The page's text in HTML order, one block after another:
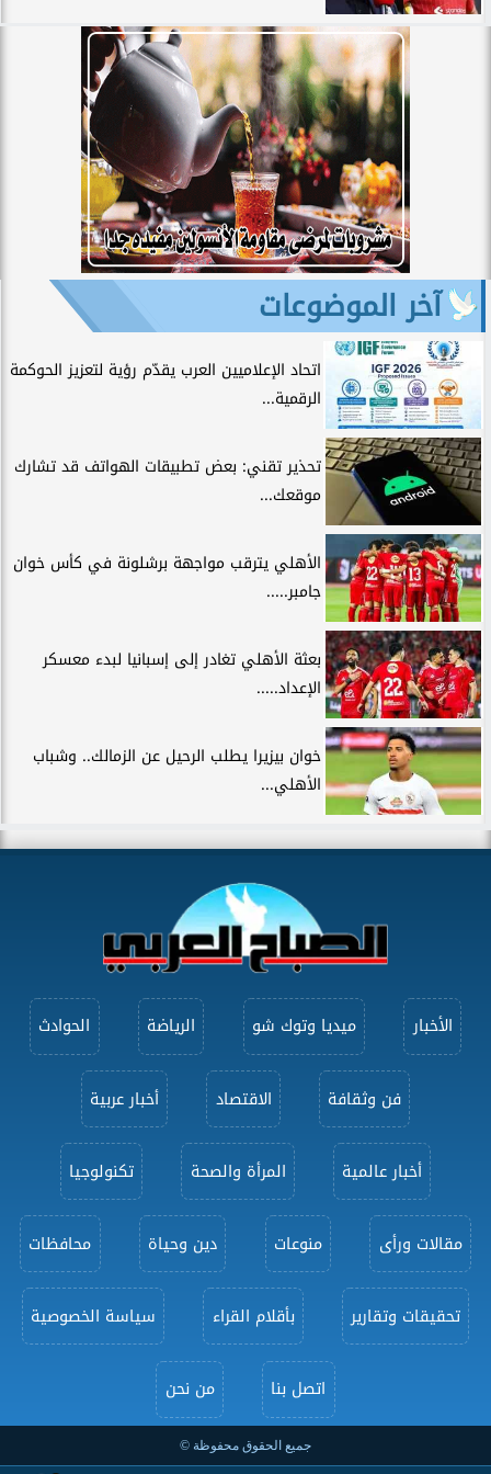
آخر الموضوعات
اتحاد الإعلاميين العرب يقدّم رؤية لتعزيز الحوكمة
الرقمية...
تحذير تقني: بعض تطبيقات الهواتف قد تشارك
موقعك...
الأهلي يترقب مواجهة برشلونة في كأس خوان
جامبر.....
بعثة الأهلي تغادر إلى إسبانيا لبدء معسكر
الإعداد.....
خوان بيزيرا يطلب الرحيل عن الزمالك.. وشباب
الأهلي...
الأخبار ميديا وتوك شو الرياضة الحوادث
فن وثقافة الاقتصاد أخبار عربية
أخبار عالمية المرأة والصحة تكنولوجيا
مقالات ورأى منوعات دين وحياة محافظات
تحقيقات وتقارير بأقلام القراء سياسة الخصوصية
اتصل بنا من نحن
جميع الحقوق محفوظة ©